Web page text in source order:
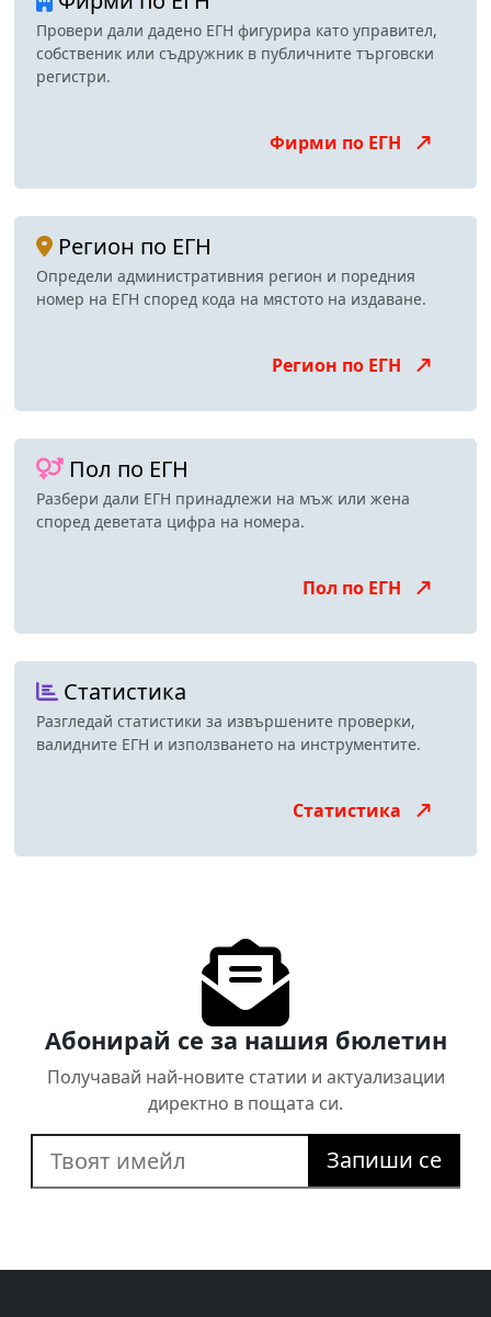
Провери дали дадено ЕГН фигурира като управител,
собственик или съдружник в публичните търговски
регистри.
Фирми по ЕГН
Регион по ЕГН
Определи административния регион и поредния
номер на ЕГН според кода на мястото на издаване.
Регион по ЕГН
Пол по ЕГН
Разбери дали ЕГН принадлежи на мъж или жена
според деветата цифра на номера.
Пол по ЕГН
Статистика
Разгледай статистики за извършените проверки,
валидните ЕГН и използването на инструментите.
Статистика
Абонирай се за нашия бюлетин
Получавай най-новите статии и актуализации
директно в пощата си.
Запиши се